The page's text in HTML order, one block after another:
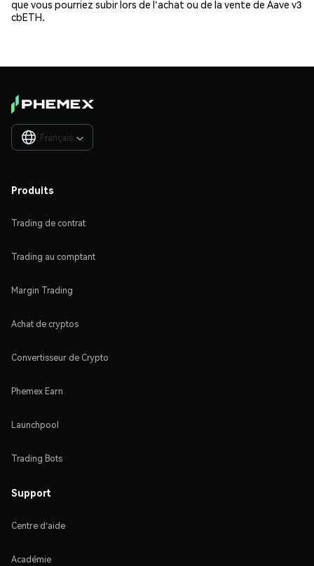
que vous pourriez subir lors de l'achat ou de la vente de Aave v3
cbETH.
Français 
Produits
Trading de contrat
Trading au comptant
Margin Trading
Achat de cryptos
Convertisseur de Crypto
Phemex Earn
Launchpool
Trading Bots
Support
Centre d'aide
Académie